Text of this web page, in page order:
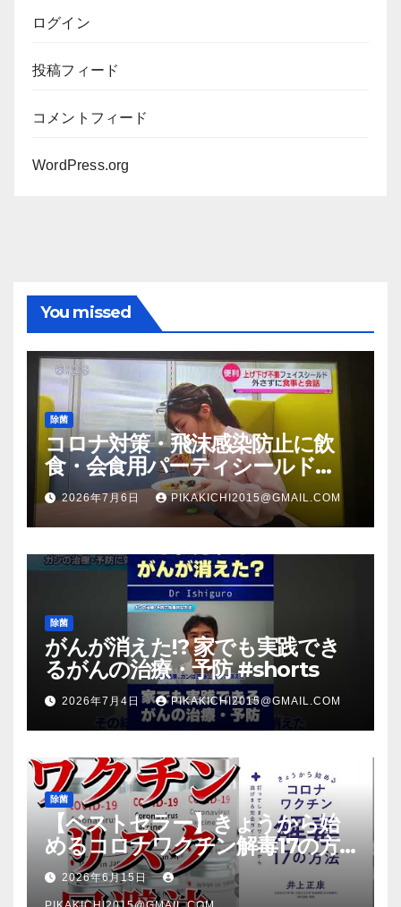
ログイン
投稿フィード
コメントフィード
WordPress.org
You missed
除菌
コロナ対策・飛沫感染防止に飲
食・会食用パーティシールド
（マスク会食代替品）ＦＢＣ福井
放送のＴＶ番組での紹介映像
2026年7月6日 PIKAKICHI2015@GMAIL.COM
除菌
がんが消えた!? 家でも実践でき
るがんの治療・予防 #shorts
2026年7月4日 PIKAKICHI2015@GMAIL.COM
除菌
【ベストセラー】きょうから始
めるコロナワクチン解毒17の方
法【本要約】
2026年6月15日